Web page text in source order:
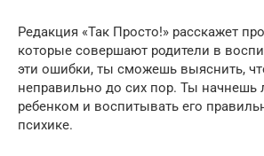
Редакция «Так Просто!» расскажет
которые совершают родители в
эти ошибки, ты сможешь выяснить,
неправильно до сих пор. Ты начнешь
ребенком и воспитывать его
психике.